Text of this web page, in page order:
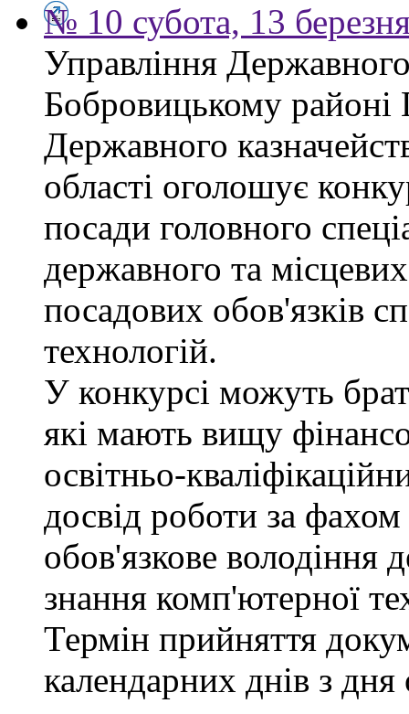
№ 10 субота, 13
Управління
Бобровицькому районі
Державного
області оголошує
посади головного
державного та
посадових обов'язків
технологій.
У конкурсі можуть
які мають вищу
освітньо-
досвід роботи за
обов'язкове
знання комп'ютерної
Термін прийняття
календарних днів з